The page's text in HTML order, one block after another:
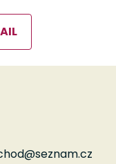
@seznam.cz